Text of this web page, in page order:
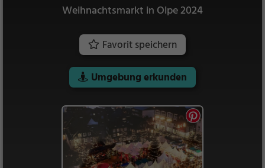
Weihnachtsmarkt in Olpe 2024
Favorit speichern
Umgebung erkunden